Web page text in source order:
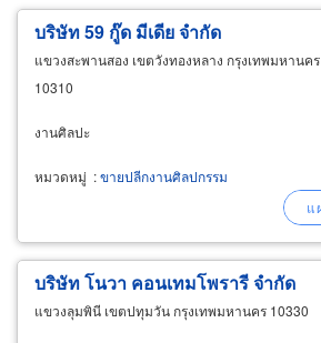
บริษัท 59 กู๊ด มีเดีย จำกัด
แขวงสะพานสอง เขตวังทองหลาง กรุงเทพมหานคร
10310
งานศิลปะ
หมวดหมู่ :ขายปลีกงานศิลปกรรม
บริษัท โนวา คอนเทมโพรารี จำกัด
แขวงลุมพินี เขตปทุมวัน กรุงเทพมหานคร 10330